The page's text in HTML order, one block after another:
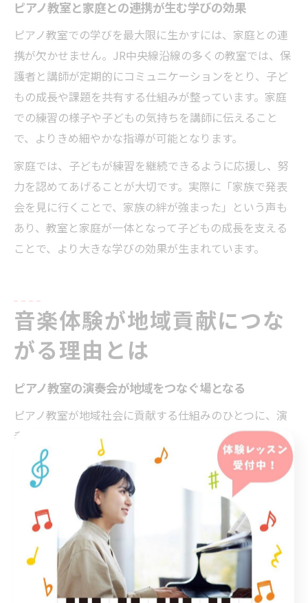
ピアノ教室と家庭との連携が生む学びの効果
ピアノ教室での学びを最大限に生かすには、家庭との連
携が欠かせません。JR中央線沿線の多くの教室では、保
護者と講師が定期的にコミュニケーションをとり、子ど
もの成長や課題を共有する仕組みが整っています。家庭
での練習の様子や子どもの気持ちを講師に伝えること
で、よりきめ細やかな指導が可能となります。
家庭では、子どもが練習を継続できるように応援し、努
力を認めてあげることが大切です。実際に「家族で発表
会を見に行くことで、家族の絆が強まった」という声も
あり、教室と家庭が一体となって子どもの成長を支える
ことで、より大きな学びの効果が生まれています。
音楽体験が地域貢献につな
がる理由とは
ピアノ教室の演奏会が地域をつなぐ場となる
ピアノ教室が地域社会に貢献する仕組みのひとつに、演
奏会の開催があります。演奏会は生徒やその家族だけで
なく、近隣住民や地域の音楽愛好者も参加できるため、
世代や背景を問わず交流の場になります。とくにJR中央
線沿線のような生活圏が広がるエリアでは、アクセスの
良さを活かしたイベント運営が可能です。
例えば、荻窪や杉並区などのピアノ教室では、地域のホ
ールや公共施設を活用して発表会を定期的に実施してい
ます。これにより、生徒は本番の舞台を経験できるだけ